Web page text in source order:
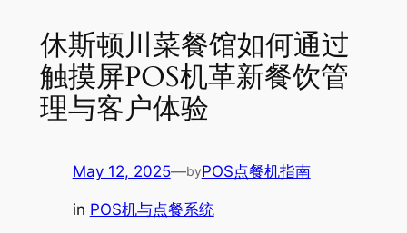
休斯顿川菜餐馆如何通过
触摸屏POS机革新餐饮管
理与客户体验
May 12, 2025—byPOS点餐机指南
in POS机与点餐系统